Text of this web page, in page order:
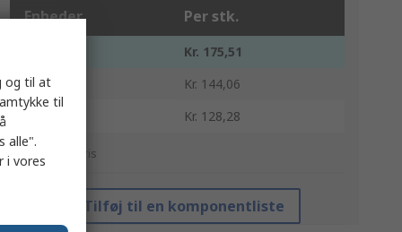
Enheder Per stk.
Kr. 175,51
2 - 4
Kr. 144,06
5 +
Kr. 128,28
*Vejledende pris
Tilføj til en komponentliste
og til at
til
alle".
i vores